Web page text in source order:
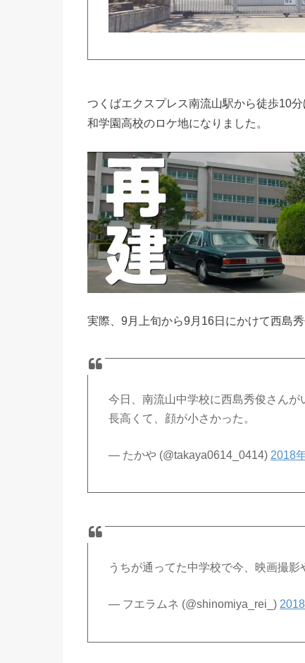
つくばエクスプレス南流山駅から徒歩10
和学園高校のロケ地になりました。
実際、9月上旬から9月16日にかけて西島
今日、南流山中学校に西島秀俊さん
長高くて、顔が小さかった。
— たかや (@takaya0614_0414) 2018
うちが通ってた中学校で今、映画撮
— フエラムネ (@shinomiya_rei_)